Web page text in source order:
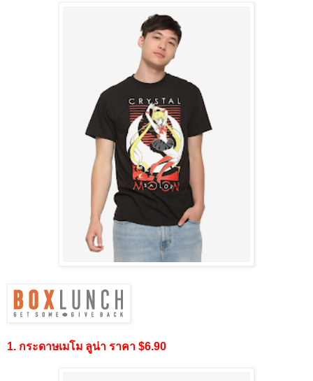
1. กระดาษเมโม ลูน่า ราคา $6.90